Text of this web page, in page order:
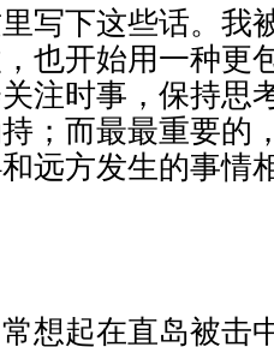
写下这些话。我
也开始用一种更
注时事，保持思
；而最最重要的
远方发生的事情
想起在直岛被击